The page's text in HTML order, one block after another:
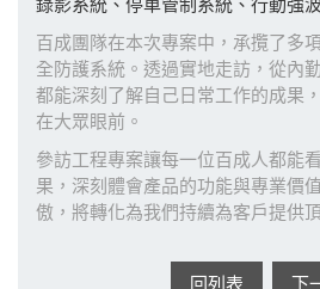
百成團隊在本次專案中，承攬了多
全防護系統。透過實地走訪，從內
都能深刻了解自己日常工作的成果
在大眾眼前。
參訪工程專案讓每一位百成人都能
果，深刻體會產品的功能與專業價
傲，將轉化為我們持續為客戶提供
回列表 下